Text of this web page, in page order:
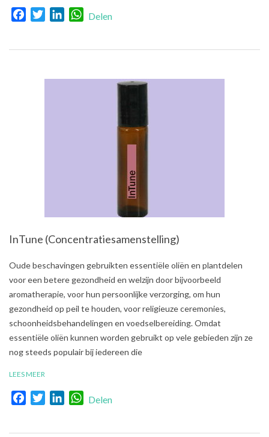
FacebookTwitterLinkedInWhatsApp
Delen
InTune (Concentratiesamenstelling)
2021-
Oude beschavingen gebruikten essentiële oliën en plantdelen
voor een betere gezondheid en welzijn door bijvoorbeeld
aromatherapie, voor hun persoonlijke verzorging, om hun
gezondheid op peil te houden, voor religieuze ceremonies,
schoonheidsbehandelingen en voedselbereiding. Omdat
essentiële oliën kunnen worden gebruikt op vele gebieden zijn ze
nog steeds populair bij iedereen die
LEES MEER
FacebookTwitterLinkedInWhatsApp
Delen